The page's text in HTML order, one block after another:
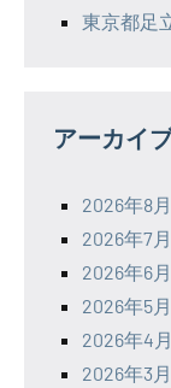
東京都足
アーカイ
2026年8月
2026年7月
2026年6月
2026年5月
2026年4月
2026年3月